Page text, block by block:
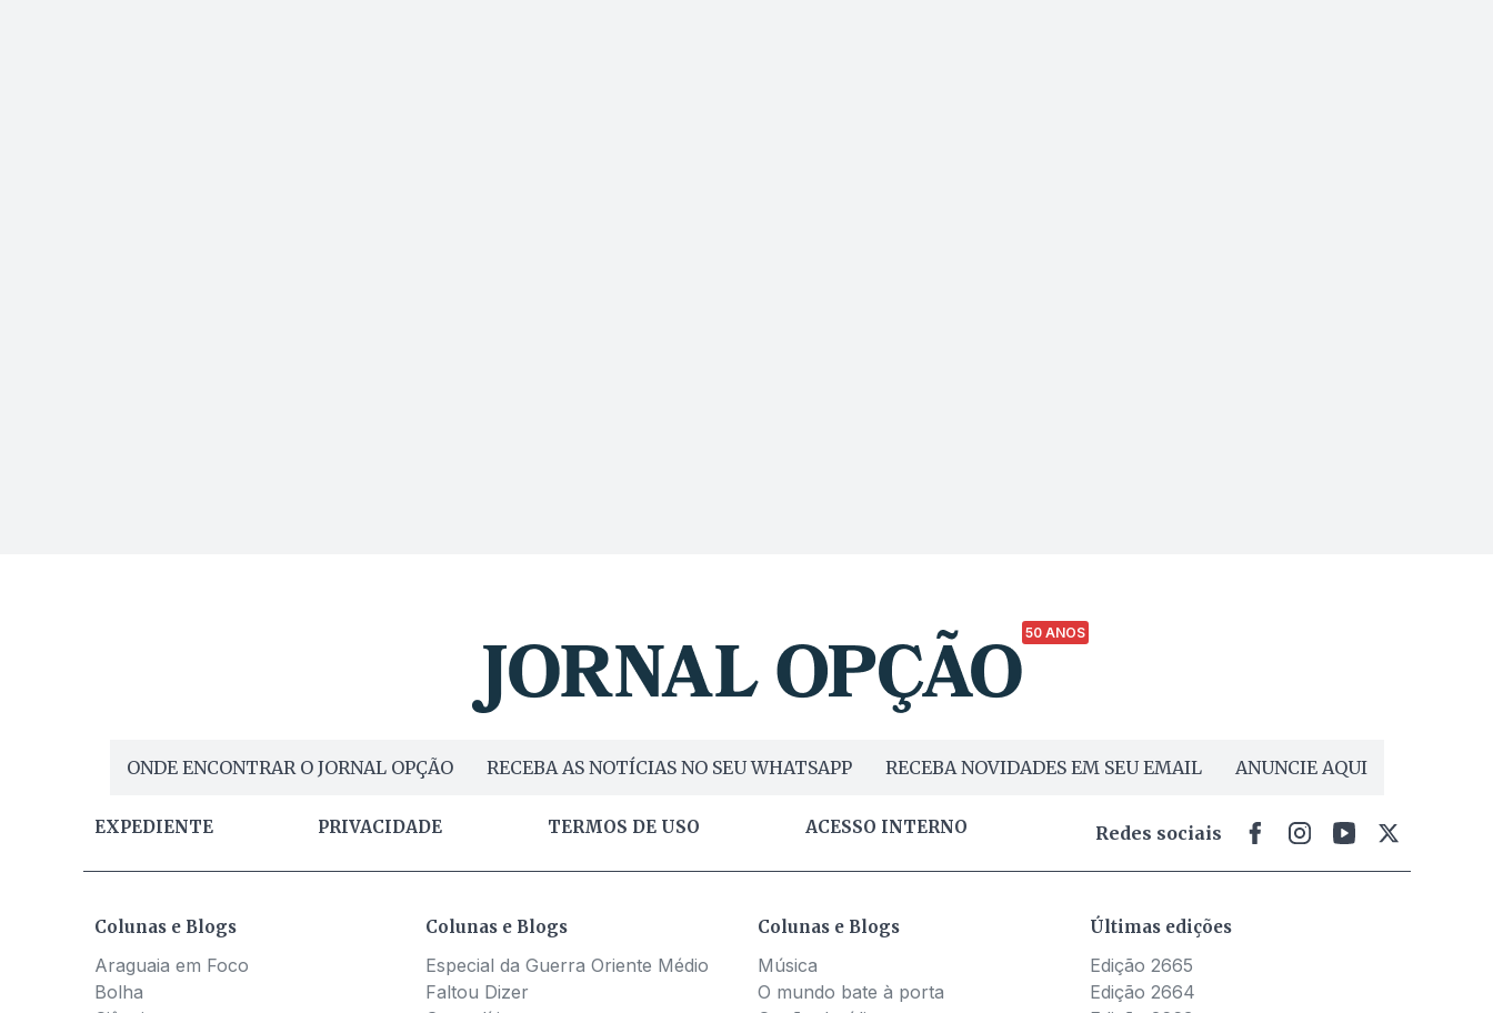
50 ANOS
ONDE ENCONTRAR O JORNAL OPÇÃO RECEBA AS NOTÍCIAS NO SEU WHATSAPP RECEBA NOVIDADES EM SEU EMAIL ANUNCIE AQUI
EXPEDIENTE PRIVACIDADE TERMOS DE USO ACESSO INTERNO Redes sociais
Colunas e Blogs
Araguaia em Foco
Bolha
Colunas e Blogs
Especial da Guerra Oriente Médio
Faltou Dizer
Colunas e Blogs
Música
O mundo bate à porta
Últimas edições
Edição 2665
Edição 2664